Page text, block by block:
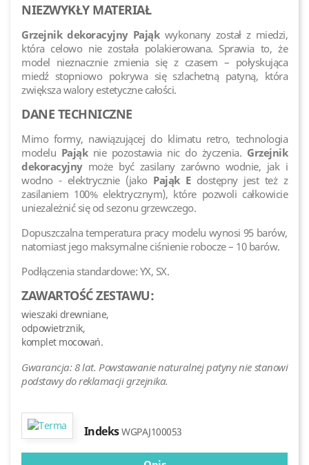
NIEZWYKŁY MATERIAŁ
Grzejnik dekoracyjny Pająkwykonany został z miedzi,
która celowo nie została polakierowana. Sprawia to, że
model nieznacznie zmienia się z czasem – połyskująca
miedź stopniowo pokrywa się szlachetną patyną, która
zwiększa walory estetyczne całości.
DANE TECHNICZNE
Mimo formy, nawiązującej do klimatu retro, technologia
modelu Pająknie pozostawia nic do życzenia. Grzejnik
dekoracyjnymoże być zasilany zarówno wodnie, jak i
wodno - elektrycznie (jakoPająk Edostępny jest też z
zasilaniem 100% elektrycznym), które pozwoli całkowicie
uniezależnić się od sezonu grzewczego.
Dopuszczalna temperatura pracy modelu wynosi 95 barów,
natomiast jego maksymalne ciśnienie robocze – 10 barów.
Podłączenia standardowe: YX, SX.
ZAWARTOŚĆ ZESTAWU:
wieszaki drewniane,
odpowietrznik,
komplet mocowań.
Gwarancja: 8 lat. Powstawanie naturalnej patyny nie stanowi
podstawy do reklamacji grzejnika.
IndeksWGPAJ100053